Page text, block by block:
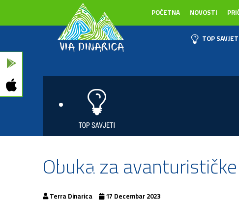
POČETNA NOVOSTI
TOP
Obuka za
Terra Dinarica 17 Decembar 2023